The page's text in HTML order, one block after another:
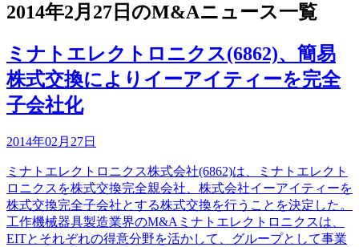
2014年2月27日のM&Aニュース一覧
ミナトエレクトロニクス(6862)、簡易
株式交換によりイーアイティーを完全
子会社化
2014年02月27日
ミナトエレクトロニクス株式会社(6862)は、ミナトエレクト
ロニクスを株式交換完全親会社、株式会社イーアイティーを
株式交換完全子会社とする株式交換を行うことを決定した。
工作機械器具製造業界のM&Aミナトエレクトロニクスは、
EITとそれぞれの得意分野を活かして、グループとして事業